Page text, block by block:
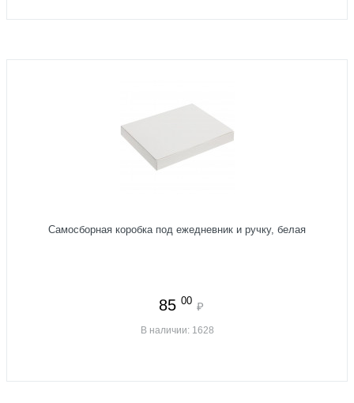
Самосборная коробка под ежедневник и ручку, белая
85 00 ₽
В наличии: 1628